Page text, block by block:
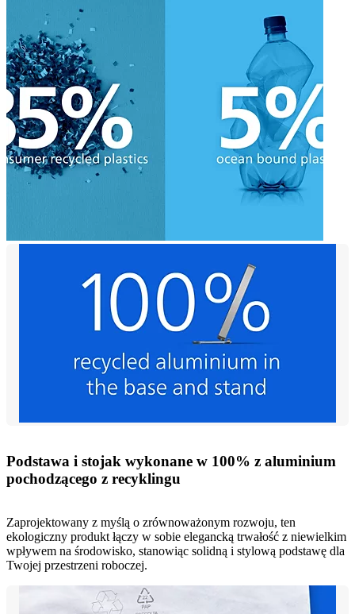
Podstawa i stojak wykonane w 100% z aluminium
pochodzącego z recyklingu
Zaprojektowany z myślą o zrównoważonym rozwoju, ten
ekologiczny produkt łączy w sobie elegancką trwałość z niewielkim
wpływem na środowisko, stanowiąc solidną i stylową podstawę dla
Twojej przestrzeni roboczej.